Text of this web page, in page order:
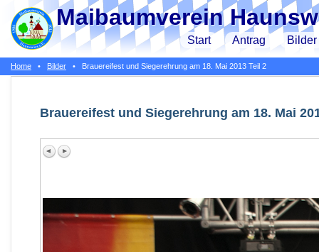
Maibaumverein
Start Antrag Bilder
Home • Bilder • Brauereifest und Siegerehrung am 18. Mai 2013 Teil 2
Brauereifest und Siegerehrung am 18. Mai